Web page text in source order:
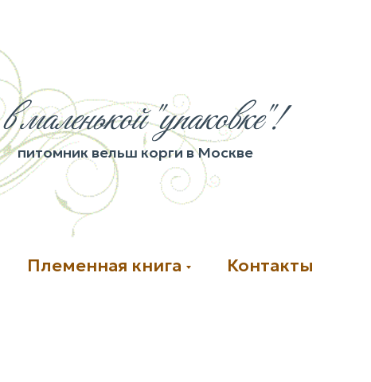
маленькой "упаковке"!
питомник вельш корги в Москве
Племенная книга Контакты